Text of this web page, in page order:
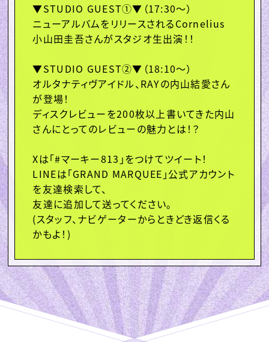
▼STUDIO GUEST①▼（17:30〜）
ニューアルバムをリリースされるCornelius
小山田圭吾さんがスタジオ生出演！！
▼STUDIO GUEST②▼（18:10〜）
オルタナティヴアイドル、RAYの内山結愛さん
が登場！
ディスクレビューを200枚以上書いてきた内山
さんにとってのレビューの魅力とは！？
Xは「#マーキー813」をつけてツイート！
LINEは「GRAND MARQUEE」公式アカウント
を友達検索して、
友達に追加して送ってください。
(スタッフ、ナビゲーターからときどき返信くる
かもよ！)